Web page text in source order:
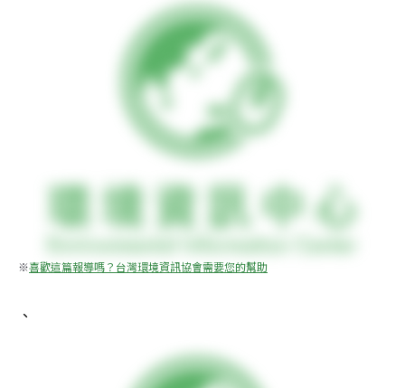
※喜歡這篇報導嗎？台灣環境資訊協會需要您的幫助
、